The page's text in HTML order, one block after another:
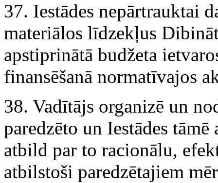
37. Iestādes nepārtrauktai
materiālos līdzekļus
apstiprinātā budžeta
finansēšanā normatīvajos
38. Vadītājs organizē un
paredzēto un Iestādes
atbild par to racionālu,
atbilstoši paredzētajiem